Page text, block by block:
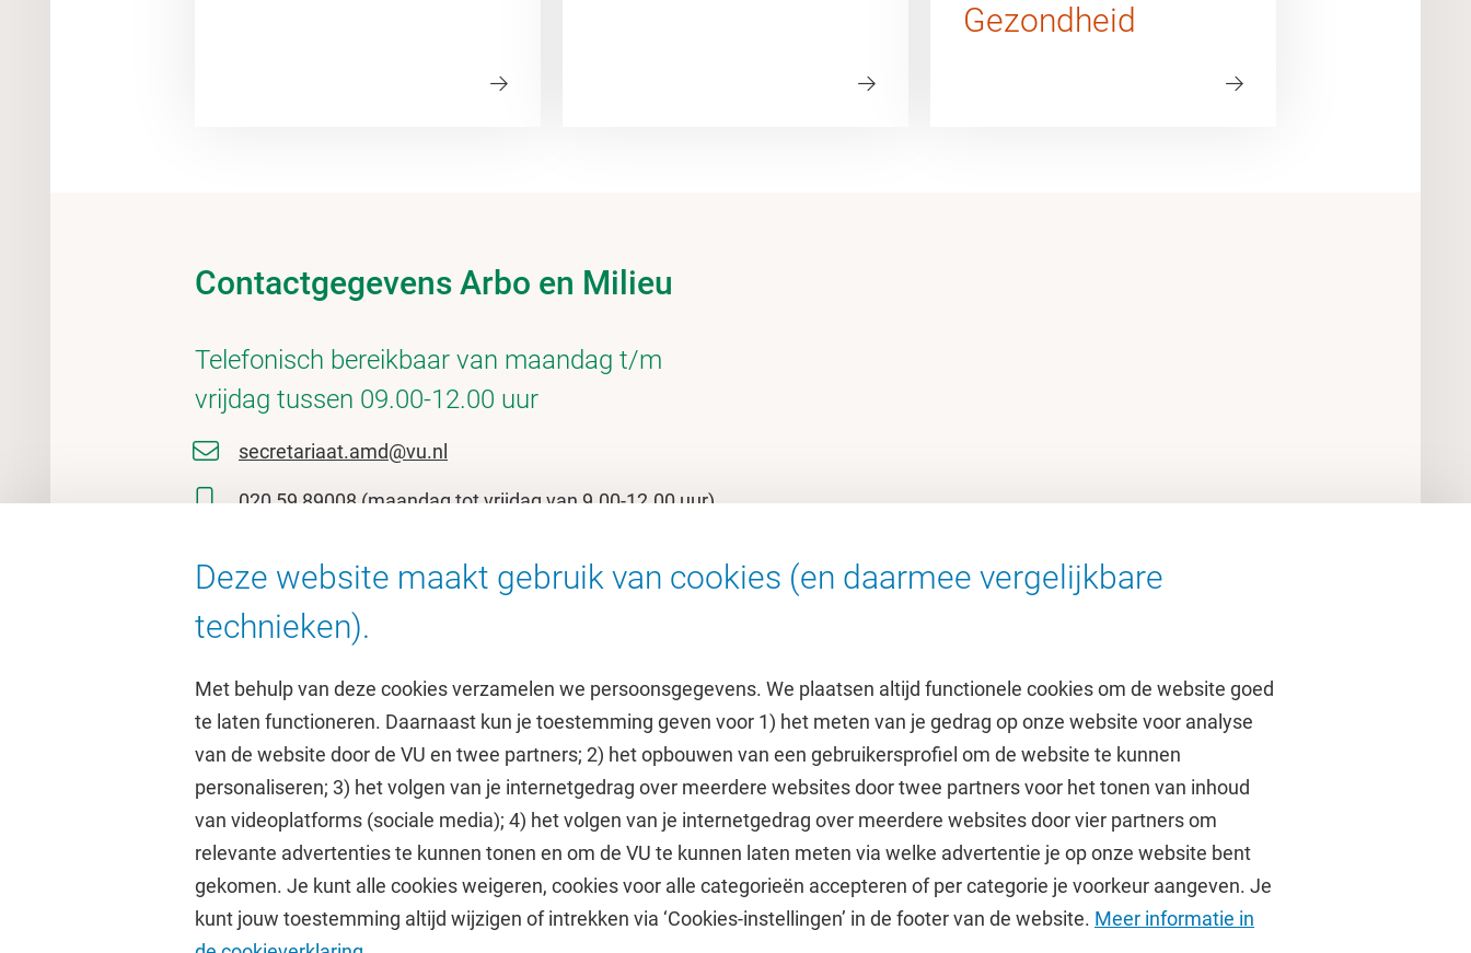
Gezondheid
Contactgegevens Arbo en Milieu
Telefonisch bereikbaar van maandag t/m
vrijdag tussen 09.00-12.00 uur
secretariaat.amd@vu.nl
020 59 89008 (maandag tot vrijdag van 9.00-12.00 uur)
1081 BT Amsterdam
Deze website maakt gebruik van cookies (en daarmee vergelijkbare
technieken).
Met behulp van deze cookies verzamelen we persoonsgegevens. We plaatsen altijd functionele cookies om de website goed
te laten functioneren. Daarnaast kun je toestemming geven voor 1) het meten van je gedrag op onze website voor analyse
van de website door de VU en twee partners; 2) het opbouwen van een gebruikersprofiel om de website te kunnen
personaliseren; 3) het volgen van je internetgedrag over meerdere websites door twee partners voor het tonen van inhoud
van videoplatforms (sociale media); 4) het volgen van je internetgedrag over meerdere websites door vier partners om
relevante advertenties te kunnen tonen en om de VU te kunnen laten meten via welke advertentie je op onze website bent
gekomen. Je kunt alle cookies weigeren, cookies voor alle categorieën accepteren of per categorie je voorkeur aangeven. Je
kunt jouw toestemming altijd wijzigen of intrekken via ‘Cookies-instellingen’ in de footer van de website. Meer informatie in
Direct naar
Cultuur op de campus
Universiteitsbibliotheek
Studie
Academische jaarkalender
Studiegids
Uitgelicht
Doneer aan het VUfonds
VU Magazine
Over de VU
Contact en route
Werken bij de VU